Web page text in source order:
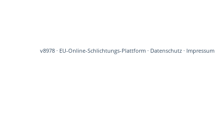
v8978· EU-Online-Schlichtungs-Plattform· Datenschutz· Impressum